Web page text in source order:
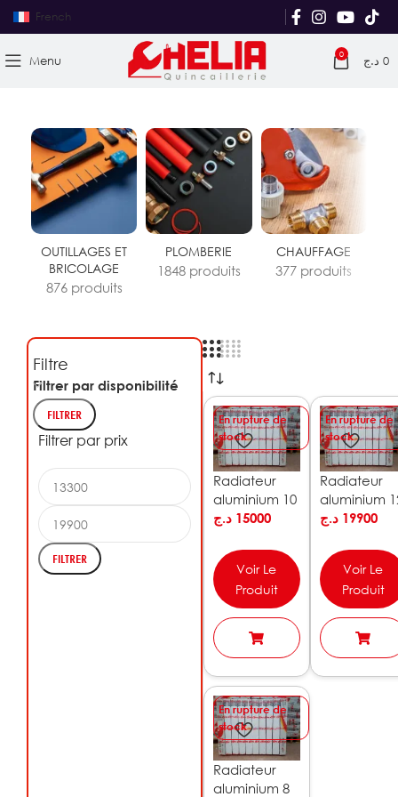
French
Menu 0 0 د.ج
OUTILLAGES ET
BRICOLAGE
876 produits
PLOMBERIE
1848 produits
CHAUFFAGE
377 produits
Filtre
Filtrer par disponibilité
FILTRER
Filtrer par prix
FILTRER
En rupture de
stock
Radiateur
aluminium 10
éléments
15000 د.ج
Voir Le
Produit
En rupture de
stock
Radiateur
aluminium
éléments
19900 د.ج
Voir Le
Produit
En rupture de
stock
Radiateur
aluminium 8